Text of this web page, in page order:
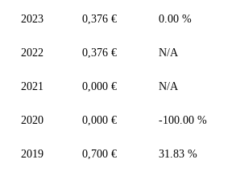
2023 0,376 € 0.00 %
2022 0,376 € N/A
2021 0,000 € N/A
2020 0,000 € -100.00 %
2019 0,700 € 31.83 %